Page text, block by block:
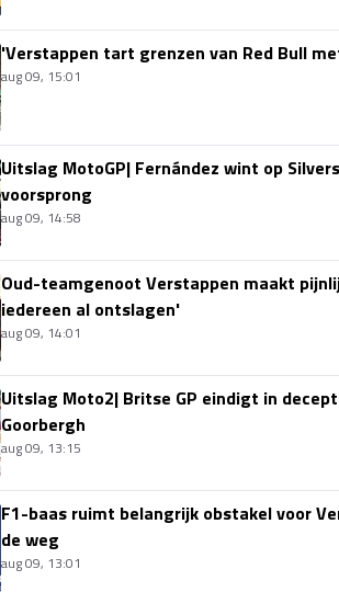
'Verstappen tart grenzen van Red Bull
aug 09, 15:01
Uitslag MotoGP| Fernández wint op
voorsprong
aug 09, 14:58
Oud-teamgenoot Verstappen maakt
iedereen al ontslagen'
aug 09, 14:01
Uitslag Moto2| Britse GP eindigt in
Goorbergh
aug 09, 13:15
F1-baas ruimt belangrijk obstakel voor
de weg
aug 09, 13:01